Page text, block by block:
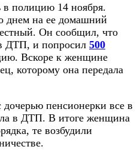
в полицию 14 ноября.
днем на ее домашний
Он сообщил, что
ДТП, и попросил 500
Вскоре к женщине
которому она передала
пенсионерки все в
в ДТП. В итоге женщина
те возбудили